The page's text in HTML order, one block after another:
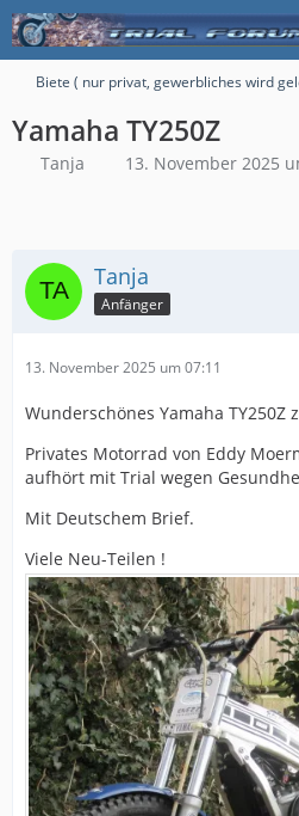
Biete ( nur privat, gewerbliches wird
Yamaha TY250Z
Tanja 13. November 2025
Tanja
Anfänger
13. November 2025 um 07:11
Wunderschönes Yamaha TY250Z
Privates Motorrad von Eddy
aufhört mit Trial wegen
Mit Deutschem Brief.
Viele Neu-Teilen !